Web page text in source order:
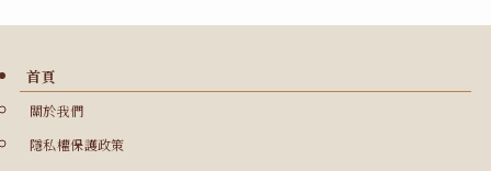
首頁
關於我們
隱私權保護政策